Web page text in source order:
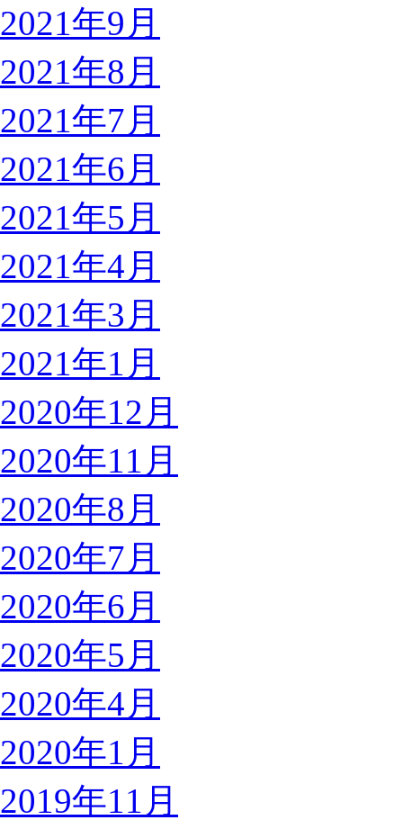
2021年9月
2021年8月
2021年7月
2021年6月
2021年5月
2021年4月
2021年3月
2021年1月
2020年12月
2020年11月
2020年8月
2020年7月
2020年6月
2020年5月
2020年4月
2020年1月
2019年11月